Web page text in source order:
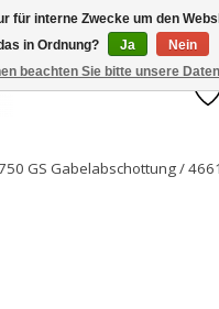
750 GS Gabelabschottung /
für interne Zwecke um den
in Ordnung?
Ja
Nein
beachten Sie bitte unsere